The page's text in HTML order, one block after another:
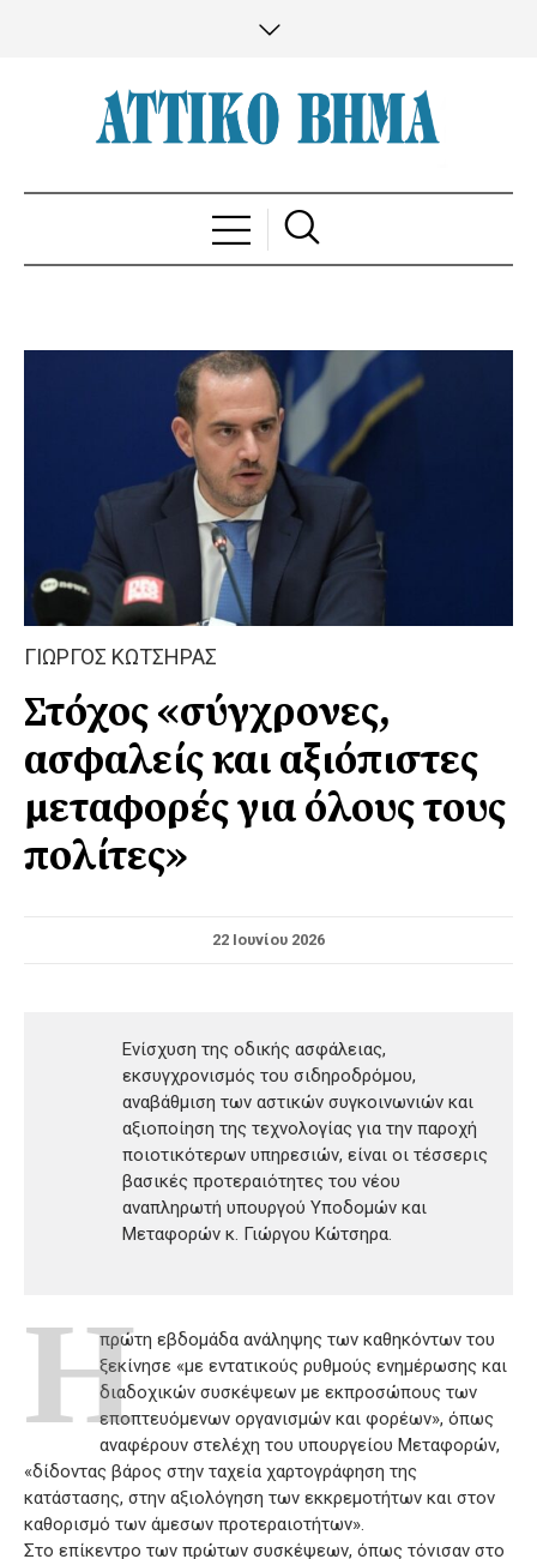
ΓΙΩΡΓΟΣ ΚΩΤΣΗΡΑΣ
Στόχος «σύγχρονες,
ασφαλείς και αξιόπιστες
μεταφορές για όλους τους
πολίτες»
22 Ιουνίου 2026
Ενίσχυση της οδικής ασφάλειας,
εκσυγχρονισμός του σιδηροδρόμου,
αναβάθμιση των αστικών συγκοινωνιών και
αξιοποίηση της τεχνολογίας για την παροχή
ποιοτικότερων υπηρεσιών, είναι οι τέσσερις
βασικές προτεραιότητες του νέου
αναπληρωτή υπουργού Υποδομών και
Μεταφορών κ. Γιώργου Κώτσηρα.
Ηπρώτη εβδομάδα ανάληψης των καθηκόντων του
ξεκίνησε «με εντατικούς ρυθμούς ενημέρωσης και
διαδοχικών συσκέψεων με εκπροσώπους των
εποπτευόμενων οργανισμών και φορέων», όπως
αναφέρουν στελέχη του υπουργείου Μεταφορών,
«δίδοντας βάρος στην ταχεία χαρτογράφηση της
κατάστασης, στην αξιολόγηση των εκκρεμοτήτων και στον
καθορισμό των άμεσων προτεραιοτήτων».
Στο επίκεντρο των πρώτων συσκέψεων, όπως τόνισαν στο